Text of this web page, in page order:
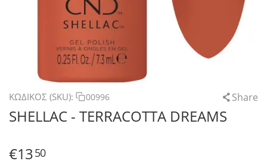
ΚΩΔΙΚΟΣ (SKU): 00996 Share
SHELLAC - TERRACOTTA DREAMS
€1350